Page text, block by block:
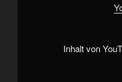
Inhalt von